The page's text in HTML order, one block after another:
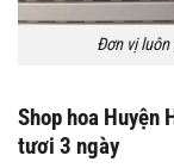
Đơn vị
Shop hoa Huyện
tươi 3 ngày